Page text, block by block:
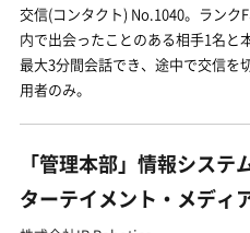
交信(コンタクト) No.1040。ランク
内で出会ったことのある相手1名と
最大3分間会話でき、途中で交信を
用者のみ。
「管理本部」情報シス
ターテイメント・メディ